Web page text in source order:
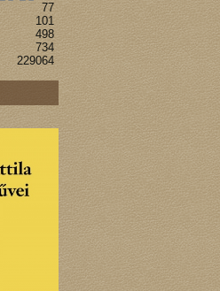
77
101
498
734
229064